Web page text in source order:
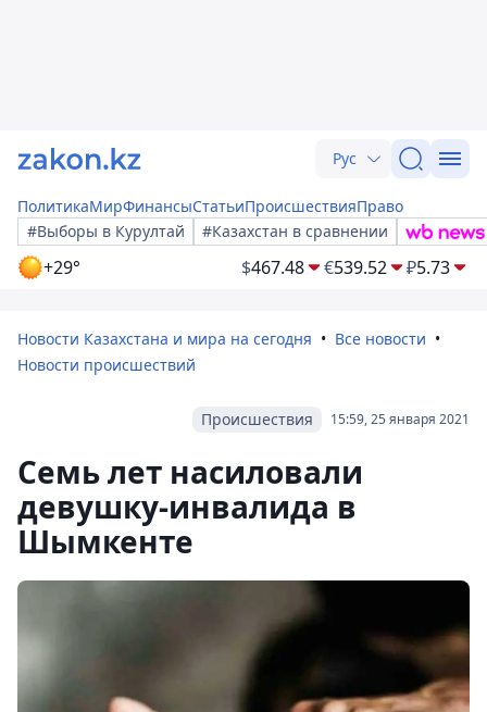
Рус
ПолитикаМирФинансыСтатьиПроисшествияПраво
#Выборы в Курултай
#Казахстан в сравнении
+29° $467.48 €539.52 ₽5.73
Новости Казахстана и мира на сегодня
Все новости
Новости происшествий
15:59, 25 января 2021
Происшествия
Семь лет насиловали
девушку-инвалида в
Шымкенте